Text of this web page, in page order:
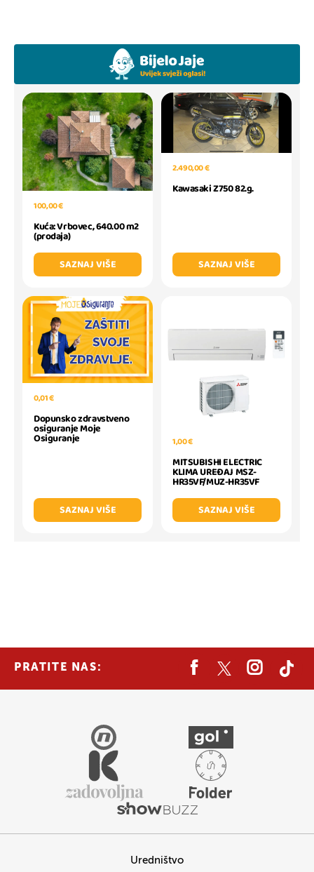
100,00 €
Kuća: Vrbovec, 640.00 m2
(prodaja)
SAZNAJ VIŠE
2.490,00 €
Kawasaki Z750 82.g.
SAZNAJ VIŠE
0,01 €
Dopunsko zdravstveno
osiguranje Moje
Osiguranje
SAZNAJ VIŠE
1,00 €
MITSUBISHI ELECTRIC
KLIMA UREĐAJ MSZ-
HR35VF/MUZ-HR35VF
SAZNAJ VIŠE
PRATITE NAS:
Uredništvo